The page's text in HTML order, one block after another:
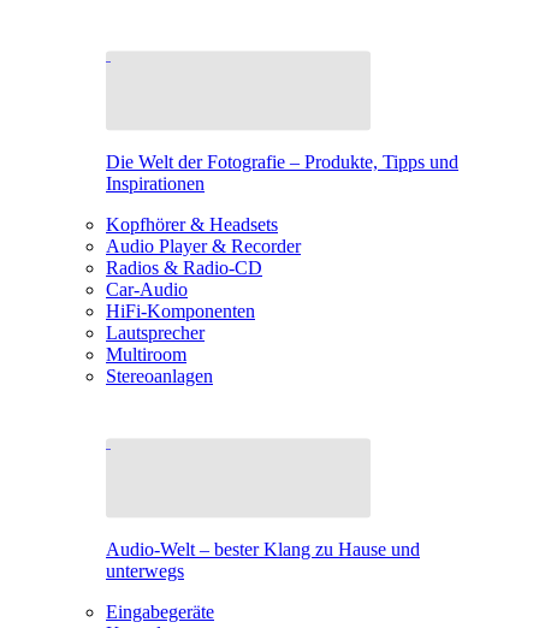
Die Welt der Fotografie – Produkte, Tipps und
Inspirationen
Kopfhörer & Headsets
Audio Player & Recorder
Radios & Radio-CD
Car-Audio
HiFi-Komponenten
Lautsprecher
Multiroom
Stereoanlagen
Audio-Welt – bester Klang zu Hause und
unterwegs
Eingabegeräte